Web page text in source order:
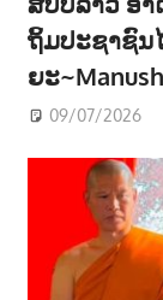
ຖິ້ມປະຊາຊົນ
ຍະ
09/07/2026